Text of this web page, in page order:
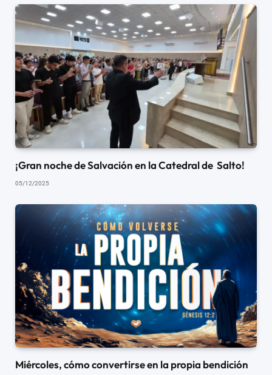
¡Gran noche de Salvación en la Catedral de Salto!
05/12/2025
Miércoles, cómo convertirse en la propia bendición